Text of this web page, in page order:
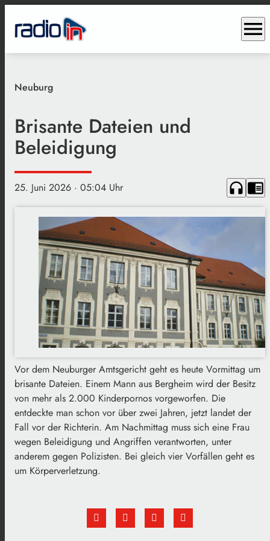
menu
Neuburg
Brisante Dateien und
Beleidigung
25. Juni 2026 · 05:04 Uhr headphones chrome_reader_mode
Vor dem Neuburger Amtsgericht geht es heute Vormittag um
brisante Dateien. Einem Mann aus Bergheim wird der Besitz
von mehr als 2.000 Kinderpornos vorgeworfen. Die
entdeckte man schon vor über zwei Jahren, jetzt landet der
Fall vor der Richterin. Am Nachmittag muss sich eine Frau
wegen Beleidigung und Angriffen verantworten, unter
anderem gegen Polizisten. Bei gleich vier Vorfällen geht es
um Körperverletzung.